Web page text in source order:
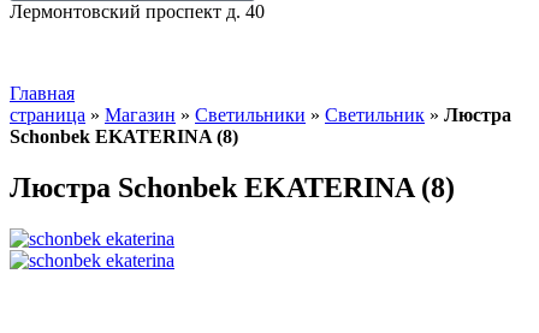
Лермонтовский проспект д. 40
Главная
страница » Магазин » Светильники » Светильник » Люстра
Schonbek ЕKATERINA (8)
Люстра Schonbek ЕKATERINA (8)